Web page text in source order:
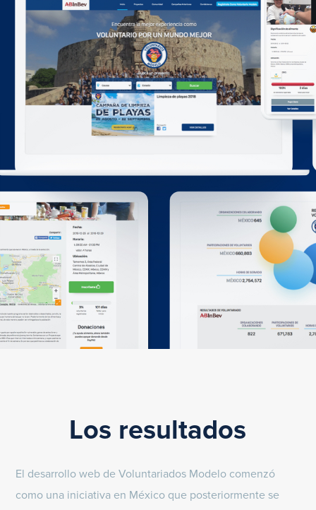
Los resultados
El desarrollo web de Voluntariados Modelo comenzó
como una iniciativa en México que posteriormente se